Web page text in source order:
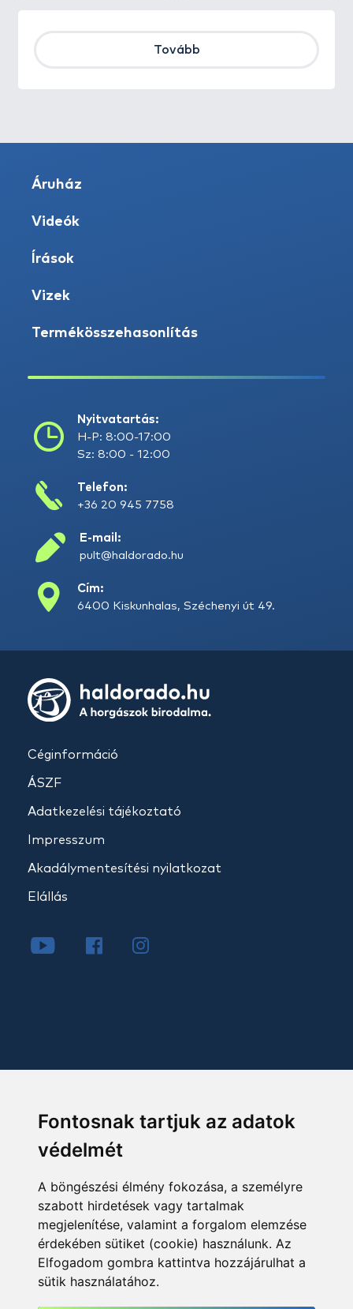
Fontosnak tartjuk az adatok
védelmét
A böngészési élmény fokozása, a személyre
szabott hirdetések vagy tartalmak
megjelenítése, valamint a forgalom elemzése
érdekében sütiket (cookie) használunk. Az
Elfogadom gombra kattintva hozzájárulhat a
sütik használatához.
Tovább
Áruház
Videók
Írások
Vizek
Termékösszehasonlítás
Nyitvatartás:
H-P: 8:00-17:00
Sz: 8:00 - 12:00
Telefon:
+36 20 945 7758
E-mail:
pult@haldorado.hu
Cím:
6400 Kiskunhalas, Széchenyi út 49.
Céginformáció
ÁSZF
Adatkezelési tájékoztató
Impresszum
Akadálymentesítési nyilatkozat
Elállás